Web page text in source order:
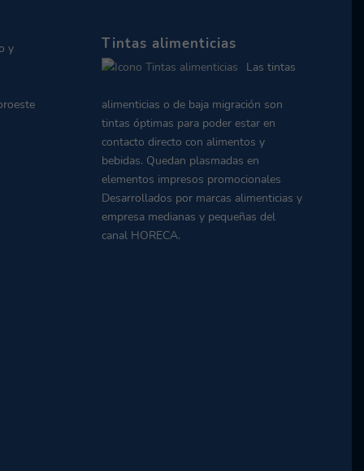
y
Tintas alimenticias
Las tintas
alimenticias o de baja migración son
tintas óptimas para poder estar en
contacto directo con alimentos y
bebidas. Quedan plasmadas en
elementos impresos promocionales
Desarrollados por marcas alimenticias y
empresa medianas y pequeñas del
canal HORECA.